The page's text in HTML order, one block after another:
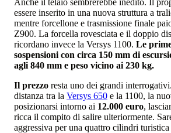
Anche il telaio sembrerebbe inedito. Il
essere inserito in una nuova struttura a
mentre forcellone e trasmissione finale
Z900. La forcella rovesciata e il doppio
ricordano invece la Versys 1100. Le
sospensioni con circa 150 mm di
agli 840 mm e peso vicino ai 230 kg.
Il prezzo resta uno dei grandi
distanza tra la Versys 650 e la 1100, la
posizionarsi intorno ai 12.000 euro,
ricca il compito di salire ulteriormente.
aggressiva per una quattro cilindri